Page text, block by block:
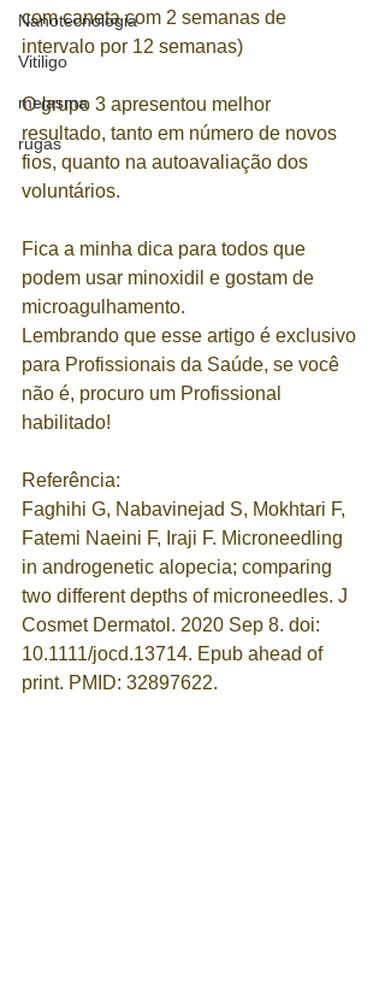
Nanotecnologia
Vitiligo
melasma
rugas
com caneta com 2 semanas de
intervalo por 12 semanas)
O grupo 3 apresentou melhor
resultado, tanto em número de novos
fios, quanto na autoavaliação dos
voluntários.
Fica a minha dica para todos que
podem usar minoxidil e gostam de
microagulhamento.
Lembrando que esse artigo é exclusivo
para Profissionais da Saúde, se você
não é, procuro um Profissional
habilitado!
Referência:
Faghihi G, Nabavinejad S, Mokhtari F,
Fatemi Naeini F, Iraji F. Microneedling
in androgenetic alopecia; comparing
two different depths of microneedles. J
Cosmet Dermatol. 2020 Sep 8. doi:
10.1111/jocd.13714. Epub ahead of
print. PMID: 32897622.